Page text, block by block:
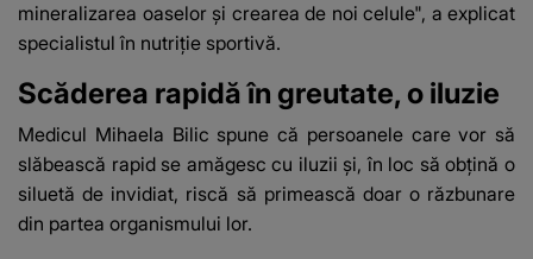
mineralizarea oaselor şi crearea de noi celule", a explicat
specialistul în nutriţie sportivă.
Scăderea rapidă în greutate, o iluzie
Medicul Mihaela Bilic spune că persoanele care vor să
slăbească rapid se amăgesc cu iluzii şi, în loc să obţină o
siluetă de invidiat, riscă să primească doar o răzbunare
din partea organismului lor.